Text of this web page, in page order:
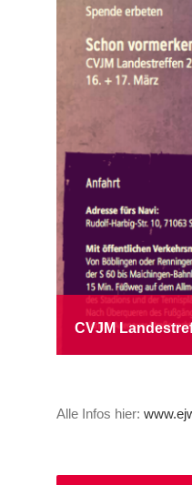
CVJM
Alle Infos hier: